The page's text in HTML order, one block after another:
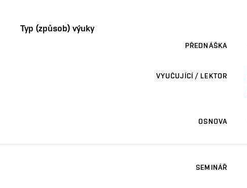
Typ (způsob) výuky
PŘEDNÁŠKA
VYUČUJÍCÍ / LEKTOR
OSNOVA
SEMINÁŘ